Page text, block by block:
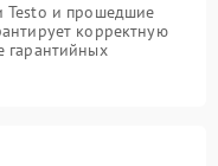
Testo и прошедшие
корректную
гарантийных